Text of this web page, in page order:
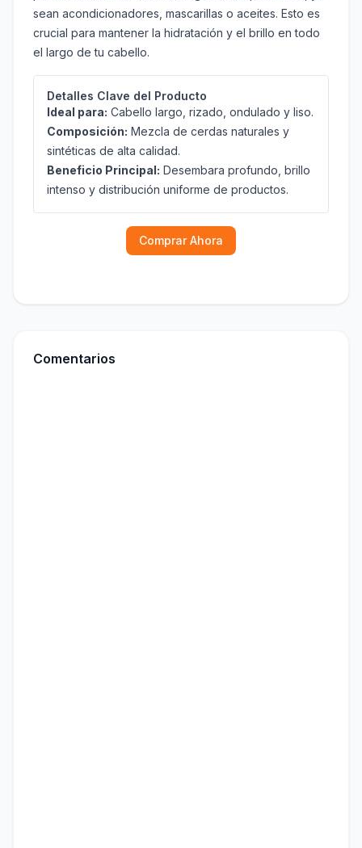
sean acondicionadores, mascarillas o aceites. Esto es
crucial para mantener la hidratación y el brillo en todo
el largo de tu cabello.
Detalles Clave del Producto
Ideal para: Cabello largo, rizado, ondulado y liso.
Composición: Mezcla de cerdas naturales y
sintéticas de alta calidad.
Beneficio Principal: Desembara profundo, brillo
intenso y distribución uniforme de productos.
Comprar Ahora
Comentarios